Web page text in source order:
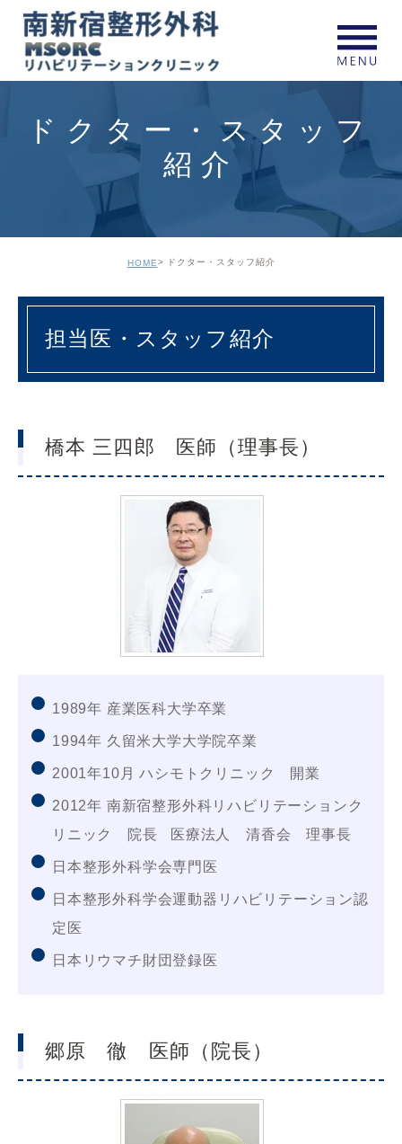
ドクター・スタッフ
紹介
HOME ドクター・スタッフ紹介
担当医・スタッフ紹介
橋本 三四郎 医師（理事長）
1989年 産業医科大学卒業
1994年 久留米大学大学院卒業
2001年10月 ハシモトクリニック 開業
2012年 南新宿整形外科リハビリテーションク
リニック 院長 医療法人 清香会 理事長
日本整形外科学会専門医
日本整形外科学会運動器リハビリテーション認
定医
日本リウマチ財団登録医
郷原 徹 医師（院長）